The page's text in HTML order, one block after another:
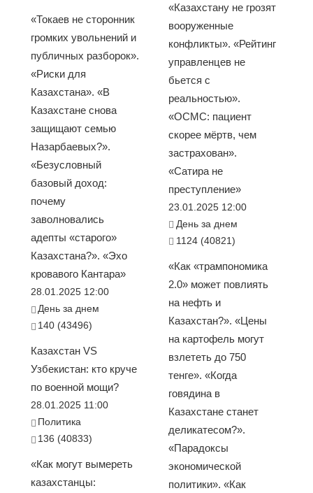
«Токаев не сторонник
громких увольнений и
публичных разборок».
«Риски для
Казахстана». «В
Казахстане снова
защищают семью
Назарбаевых?».
«Безусловный
базовый доход:
почему
заволновались
адепты «старого»
Казахстана?». «Эхо
кровавого Кантара»
28.01.2025 12:00
День за днем
140 (43496)
Казахстан VS
Узбекистан: кто круче
по военной мощи?
28.01.2025 11:00
Политика
136 (40833)
«Как могут вымереть
казахстанцы:
«Казахстану не грозят
вооруженные
конфликты». «Рейтинг
управленцев не
бьется с
реальностью».
«ОСМС: пациент
скорее мёртв, чем
застрахован».
«Сатира не
преступление»
23.01.2025 12:00
День за днем
1124 (40821)
«Как «трампономика
2.0» может повлиять
на нефть и
Казахстан?». «Цены
на картофель могут
взлететь до 750
тенге». «Когда
говядина в
Казахстане станет
деликатесом?».
«Парадоксы
экономической
политики». «Как